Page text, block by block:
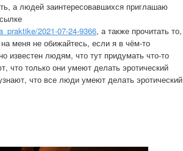
а людей заинтересовавшихся приглашаю
2021-07-24-9366, а также прочитать то,
меня не обижайтесь, если я в чём-то
известен людям, что тут придумать что-то
что только они умеют делать эротический
что все люди умеют делать эротический